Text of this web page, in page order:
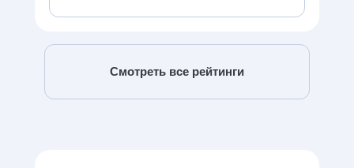
Смотреть все рейтинги